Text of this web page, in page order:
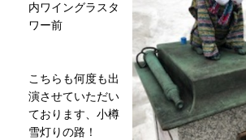
内ワイングラスタ
ワー前
こちらも何度も出
演させていただい
ております、小樽
雪灯りの路！